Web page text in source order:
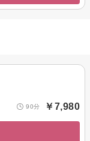
90分 ￥7,980